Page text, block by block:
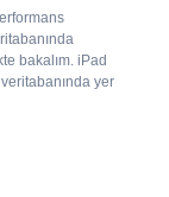
bakalım. iPad
yer